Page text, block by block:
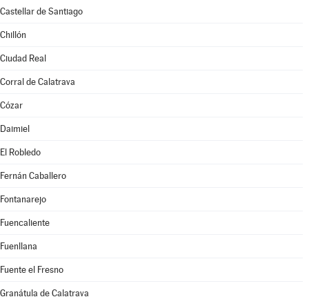
Castellar de Santiago
Chillón
Ciudad Real
Corral de Calatrava
Cózar
Daimiel
El Robledo
Fernán Caballero
Fontanarejo
Fuencaliente
Fuenllana
Fuente el Fresno
Granátula de Calatrava